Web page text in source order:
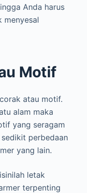
Anda harus
menyesal
Motif
atau motif.
alam maka
yang seragam
perbedaan
yang lain.
letak
terpenting